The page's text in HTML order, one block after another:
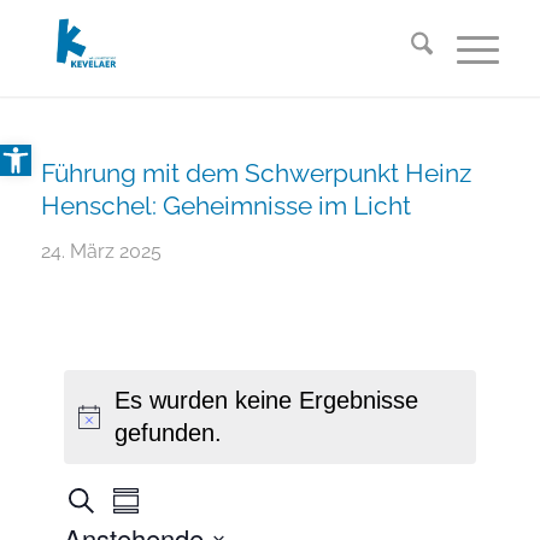
Open toolbar
Führung mit dem Schwerpunkt Heinz
Henschel: Geheimnisse im Licht
24. März 2025
Es wurden keine Ergebnisse
gefunden.
V
SucheV
e
Summary